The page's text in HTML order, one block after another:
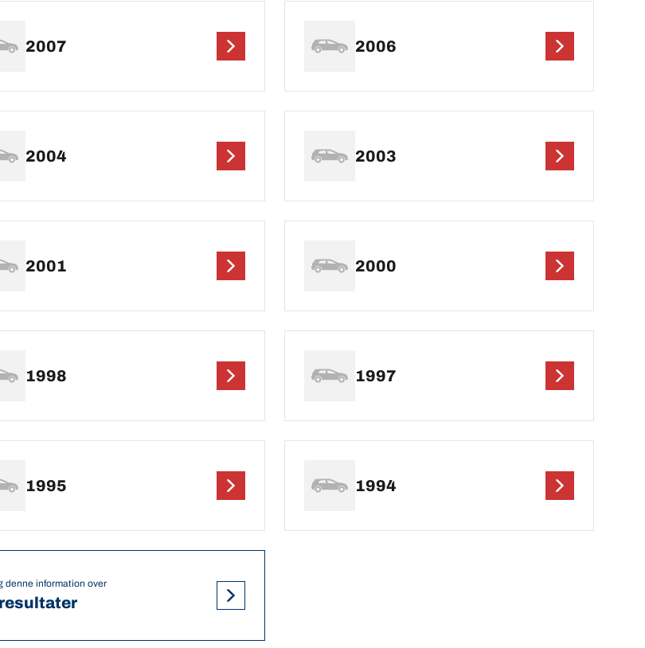
2007 2006
2004 2003
2001 2000
1998 1997
1995 1994
denne information over